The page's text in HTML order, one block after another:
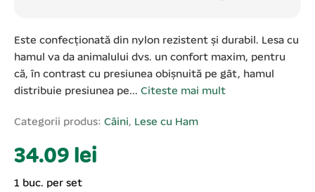
Este confecționată din nylon rezistent și durabil. Lesa cu
hamul va da animalului dvs. un confort maxim, pentru
că, în contrast cu presiunea obișnuită pe gât, hamul
distribuie presiunea pe... Citeste mai mult
Categorii produs: Câini, Lese cu Ham
34.09 lei
1 buc. per set